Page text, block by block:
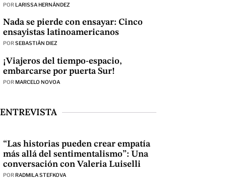
PORLARISSA HERNÁNDEZ
Nada se pierde con ensayar: Cinco
ensayistas latinoamericanos
PORSEBASTIÁN DIEZ
¡Viajeros del tiempo-espacio,
embarcarse por puerta Sur!
PORMARCELO NOVOA
ENTREVISTA
“Las historias pueden crear empatía
más allá del sentimentalismo”: Una
conversación con Valeria Luiselli
POR RADMILA STEFKOVA